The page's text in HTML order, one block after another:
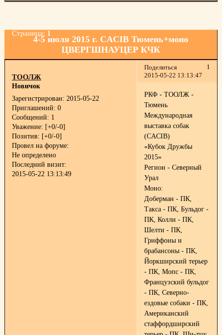
4-5 июля 2015 г. CACIB Тюмень+моно
ЦВЕРГШНАУЦЕР КЧК
Страница: 1
Поделиться
1
2015-05-22 13:13:47
ТООЛЖ
Новичок
Зарегистрирован: 2015-05-22
Приглашений: 0
Сообщений: 1
Уважение: [+0/-0]
Позитив: [+0/-0]
Провел на форуме:
Не определено
Последний визит:
2015-05-22 13:13:49
РКФ - ТООЛЖ -
Тюмень
Международная
выставка собак
(CACIB)
«Кубок Дружбы
2015»
Регион - Северный
Урал
Моно:
Доберман - ПК,
Такса - ПК, Бульдог -
ПК, Колли - ПК,
Шелти - ПК,
Гриффоны и
брабансоны - ПК,
Йоркширский терьер
- ПК, Мопс - ПК,
Французский бульдог
- ПК, Северно-
ездовые собаки - ПК,
Американский
стаффордширский